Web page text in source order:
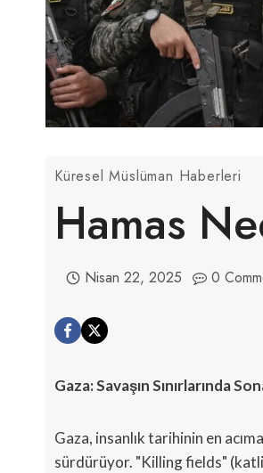
Küresel Müslüman Haberleri
Hamas
Nisan 22, 2025 0
Gaza: Savaşın Sınırlarında
Gaza, insanlık tarihinin en
sürdürüyor. "Killing fields"